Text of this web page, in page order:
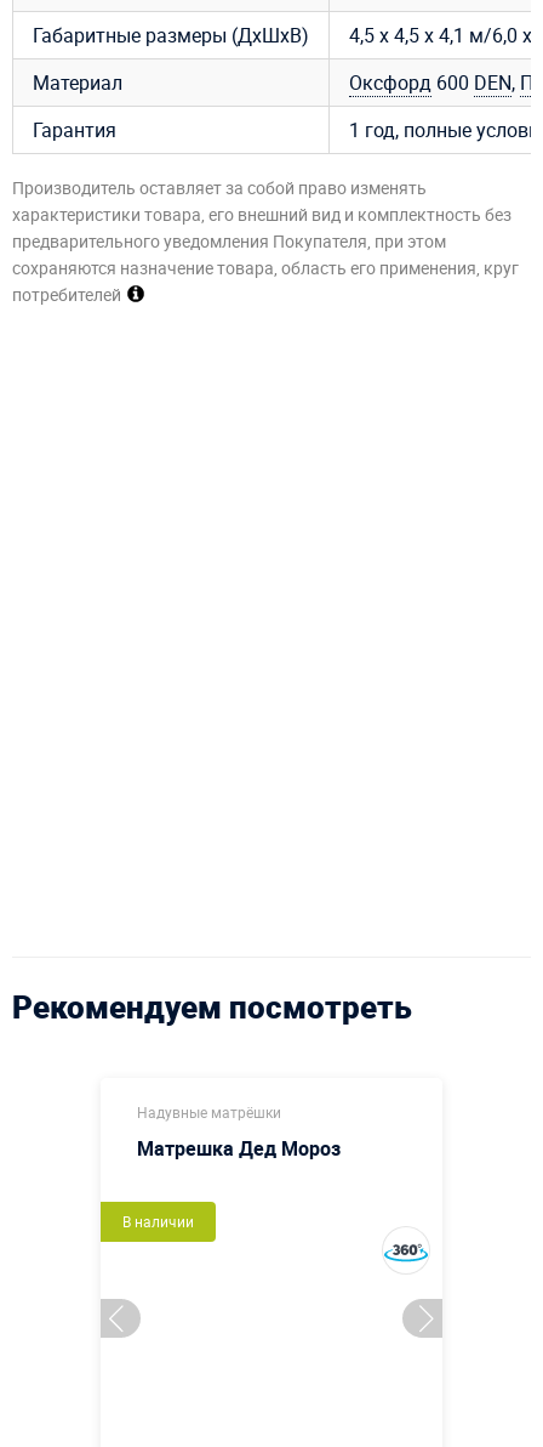
Габаритные размеры (ДхШхВ)
4,5 х 4,5 х 4,1 м/6,0 х
Материал
Оксфорд 600 DEN,
Гарантия
1 год, полные
Производитель оставляет за собой право изменять
характеристики товара, его внешний вид и комплектность без
предварительного уведомления Покупателя, при этом
сохраняются назначение товара, область его применения, круг
потребителей
Рекомендуем посмотреть
Надувные матрёшки
Матрешка Дед Мороз
В наличии